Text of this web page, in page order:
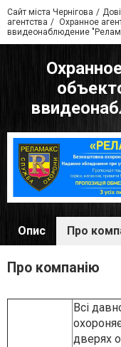
Сайт міста Чернігова
агентства
Охранное
ввидеонаблюдение
Опис Про
Про компанію
Всі
дверях